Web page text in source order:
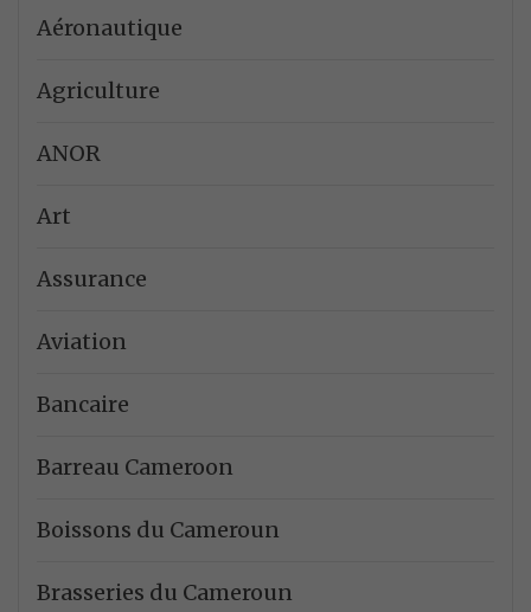
Aéronautique
Agriculture
ANOR
Art
Assurance
Aviation
Bancaire
Barreau Cameroon
Boissons du Cameroun
Brasseries du Cameroun